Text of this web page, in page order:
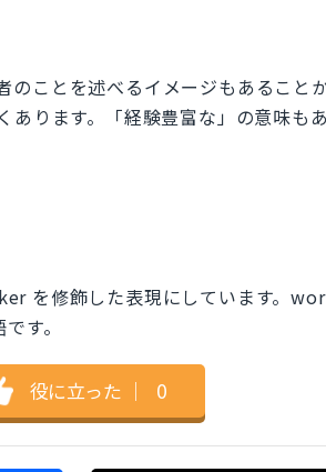
ことを述べるイメージもあること
ります。「経験豊富な」の意味もあ
を修飾した表現にしています。
す。
役に立った ｜ 0